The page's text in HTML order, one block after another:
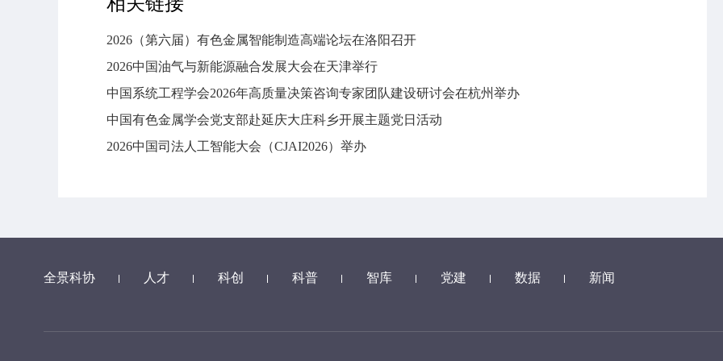
2026（第六届）有色金属智能制造高端论坛在洛阳召开
2026中国油气与新能源融合发展大会在天津举行
中国系统工程学会2026年高质量决策咨询专家团队建设研讨会在杭州举办
中国有色金属学会党支部赴延庆大庄科乡开展主题党日活动
2026中国司法人工智能大会（CJAI2026）举办
全景科协 人才 科创 科普 智库 党建 数据 新闻